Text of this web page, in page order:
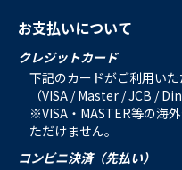
お支払いについて
クレジットカード
下記のカードがご利用いた
（VISA / Master / JCB /
※VISA・MASTER等の海
ただけません。
コンビニ決済（先払い）